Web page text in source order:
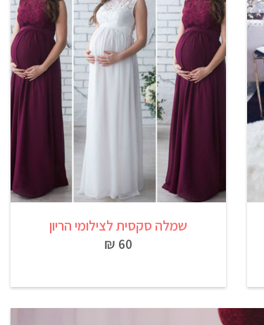
שמלה סקסית לצילומי הריון
60 ₪